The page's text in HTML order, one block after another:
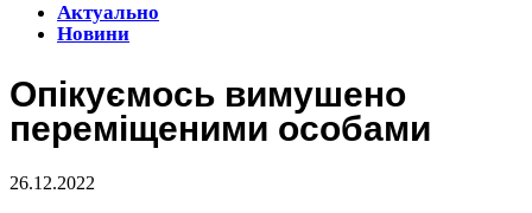
Актуально
Новини
Опікуємось вимушено
переміщеними особами
26.12.2022